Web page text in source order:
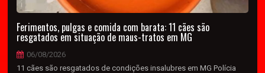
Ferimentos, pulgas e comida com barata: 11 cães são
resgatados em situação de maus-tratos em MG
06/08/2026
11 cães são resgatados de condições insalubres em MG Polícia